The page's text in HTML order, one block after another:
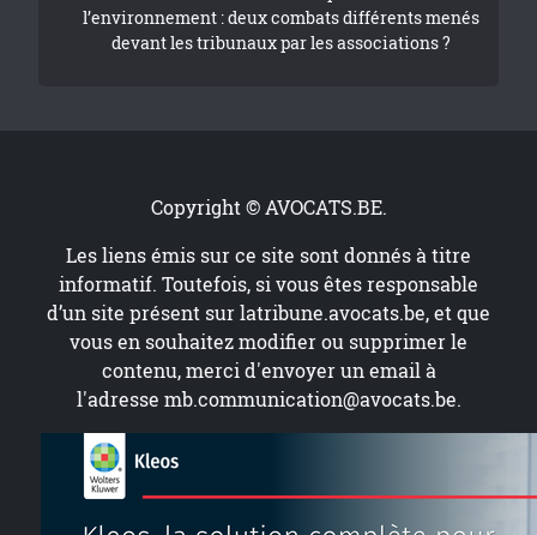
l’environnement : deux combats différents menés
devant les tribunaux par les associations ?
Copyright © AVOCATS.BE.
Les liens émis sur ce site sont donnés à titre
informatif. Toutefois, si vous êtes responsable
d’un site présent surlatribune.avocats.be, et que
vous en souhaitez modifier ou supprimer le
contenu, merci d'envoyer un email à
l'adresse mb.communication@avocats.be.